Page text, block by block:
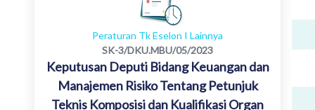
Peraturan Tk Eselon I Lainnya
SK-3/DKU.MBU/05/2023
Keputusan Deputi Bidang Keuangan dan
Manajemen Risiko Tentang Petunjuk
Teknis Komposisi dan Kualifikasi Organ